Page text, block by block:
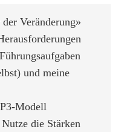
Veränderung»
und meine
3-Modell
die Stärken